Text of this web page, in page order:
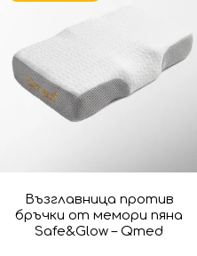
Възглавница против
бръчки от мемори пяна
Safe&Glow – Qmed